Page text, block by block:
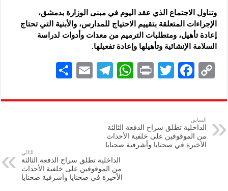
وتناول الاجتماع الذي عقد اليوم في مبنى الوزارة بدمشق،
الإجراءات المتعلقة ‏بتقييم الاحتياج للمدارس، والأبنية التي تحتاج
إعادة تأهيل، ومتطلبات الترميم ‏من معدات وأدوات لدراسة
السلامة الإنشائية وتأهيلها وإعادة تفعيلها.‏
C
p
y
Li
n
F
eb
k
T
tt
P
nt
W
at
A
p
p
Te
gr
E
ai
ar
السابق
الداخلية تطلق سراح الدفعة الثالثة
من الموقوفين على خلفية الأحداث
الأخيرة في صحنايا وأشرفية صحنايا
التالي
الداخلية تطلق سراح الدفعة الثالثة
من الموقوفين على خلفية الأحداث
الأخيرة في صحنايا وأشرفية صحنايا